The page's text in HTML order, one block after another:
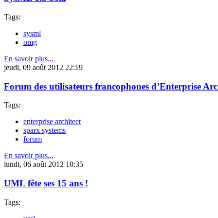
Tags:
sysml
omg
En savoir plus...
jeudi, 09 août 2012 22:19
Forum des utilisateurs francophones d’Enterprise
Tags:
enterprise architect
sparx systems
forum
En savoir plus...
lundi, 06 août 2012 10:35
UML fête ses 15 ans !
Tags: